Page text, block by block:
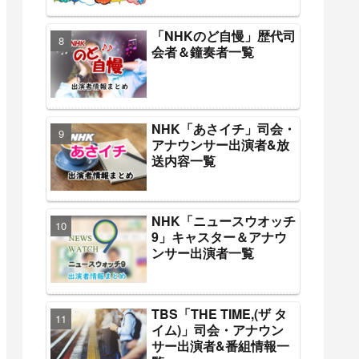
「NHKのど自慢」歴代司
会者＆鐘奏者一覧
NHK「あさイチ」司会・
アナウンサー出演者&放
送内容一覧
NHK「ニュースウオッチ
9」キャスター＆アナウ
ンサー出演者一覧
TBS「THE TIME,(ザ タ
イム)」司会・アナウン
サー出演者&番組情報一